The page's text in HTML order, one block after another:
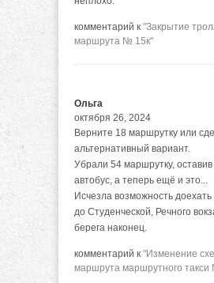
комментарий к "Закрытие
маршрута № 15к"
Ольга
октября 26, 2024
Верните 18 маршрутку или
альтернативный вариант.
Убрали 54 маршрутку, оставив
автобус, а теперь ещё и это...
Исчезла возможность
до Студенческой, Речного
берега наконец.
комментарий к "Изменение
маршрута маршрутного